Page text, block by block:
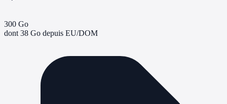
300 Go
dont 38 Go depuis EU/DOM